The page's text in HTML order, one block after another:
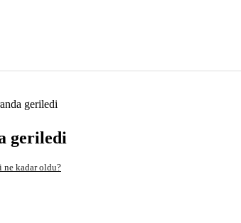
kadar oldu?
geriledi
geriledi